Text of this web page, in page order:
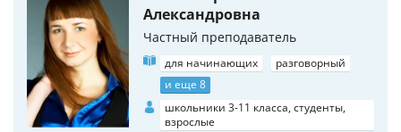
Александровна
Частный преподаватель
для начинающих
разговорный
и еще 8
школьники 3-11 класса, студенты,
взрослые